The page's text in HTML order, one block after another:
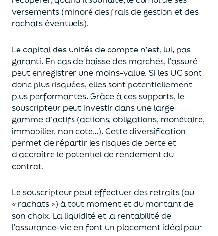
versements (minoré des frais de gestion et des
rachats éventuels).
Le capital des unités de compte n’est, lui, pas
garanti. En casde baisse des marchés, l’assuré
peut enregistrer une moins-value. Si les UC sont
donc plus risquées, elles sont potentiellement
plus performantes. Grâce à ces supports, le
souscripteur peut investir dans une large
gamme d’actifs (actions, obligations, monétaire,
immobilier, non coté…). Cette diversification
permet de répartir les risques de perte et
d’accroître le potentielde rendement du
contrat.
Le souscripteur peut effectuer des retraits (ou
« rachats ») à tout moment et du montant de
son choix. Laliquiditéet la rentabilité de
l’assurance-vie en font un placement idéal pour